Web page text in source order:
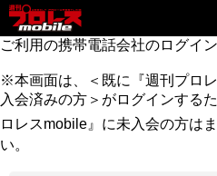
ご利用の携帯電話会社のログイ
※本画面は、＜既に『週刊プロ
入会済みの方＞がログインする
ロレスmobile』に未入会の方は
い。